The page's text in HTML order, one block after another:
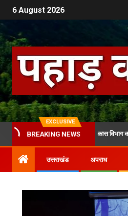
6 August 2026
EXCLUSIVE
BREAKING NEWS
ने की महिला एवं बाल विकास विभाग की समीक्षा
उत्तराखंड अपराध